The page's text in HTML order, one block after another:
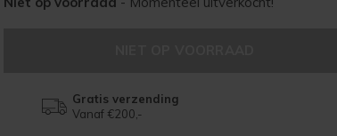
Gratis verzending
Vanaf €200,-